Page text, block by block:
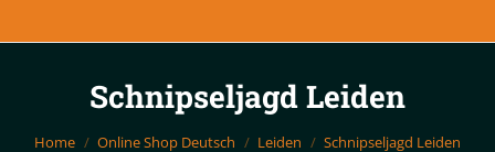
Schnipseljagd Leiden
Sie sind hier:
Home Online Shop Deutsch Leiden Schnipseljagd Leiden